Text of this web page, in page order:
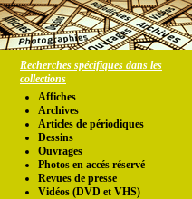
Recherches spécifiques dans les
collections
Affiches
Archives
Articles de périodiques
Dessins
Ouvrages
Photos en accés réservé
Revues de presse
Vidéos (DVD et VHS)